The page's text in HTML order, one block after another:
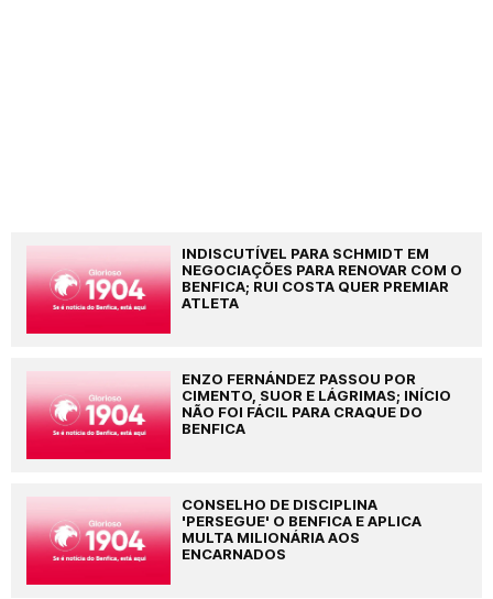
INDISCUTÍVEL PARA SCHMIDT EM
NEGOCIAÇÕES PARA RENOVAR COM O
BENFICA; RUI COSTA QUER PREMIAR
ATLETA
ENZO FERNÁNDEZ PASSOU POR
CIMENTO, SUOR E LÁGRIMAS; INÍCIO
NÃO FOI FÁCIL PARA CRAQUE DO
BENFICA
CONSELHO DE DISCIPLINA
'PERSEGUE' O BENFICA E APLICA
MULTA MILIONÁRIA AOS
ENCARNADOS